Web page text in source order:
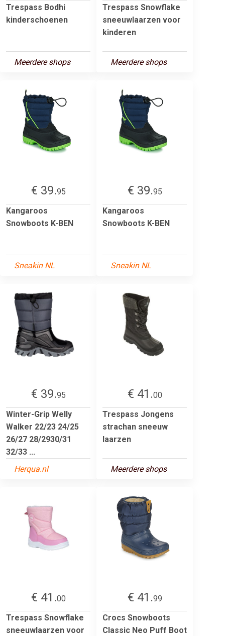
Trespass Bodhi
kinderschoenen
Meerdere shops
Trespass Snowflake
sneeuwlaarzen voor
kinderen
Meerdere shops
€ 39.95
Kangaroos
Snowboots K-BEN
Sneakin NL
€ 39.95
Kangaroos
Snowboots K-BEN
Sneakin NL
€ 39.95
Winter-Grip Welly
Walker 22/23 24/25
26/27 28/2930/31
32/33 ...
Herqua.nl
€ 41.00
Trespass Jongens
strachan sneeuw
laarzen
Meerdere shops
€ 41.00
Trespass Snowflake
sneeuwlaarzen voor
€ 41.99
Crocs Snowboots
Classic Neo Puff Boot